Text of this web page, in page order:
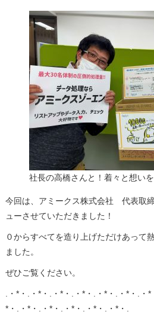
社長の高橋さんと！着々と想い
今回は、アミークス株式会社 代表取
ューさせていただきました！
０からすべてを造り上げただけあって
ました。
ぜひご覧ください。
.・*・.・*・.・*・.・*・.・*・.・*・.・
*・.・*・.・*・.・*・.・*・.・*・.